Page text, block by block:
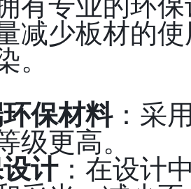
减少板材的
。
保材料：采
级更高。
计：在设计